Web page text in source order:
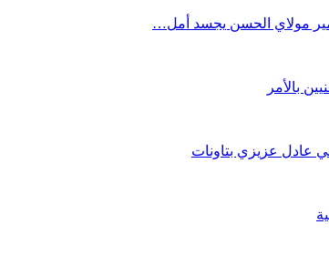
مولاي الحسن يجسد أمل…
بالأمر
عادل عزيزي بتاونات